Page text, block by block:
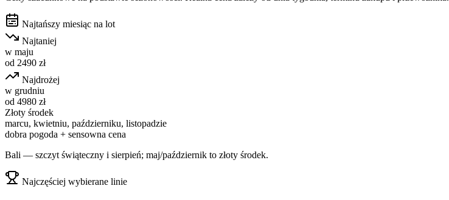
Najtańszy miesiąc na lot
Najtaniej
w maju
od 2490 zł
Najdrożej
w grudniu
od 4980 zł
Złoty środek
marcu, kwietniu, październiku, listopadzie
dobra pogoda + sensowna cena
Bali — szczyt świąteczny i sierpień; maj/październik to złoty środek.
Najczęściej wybierane linie